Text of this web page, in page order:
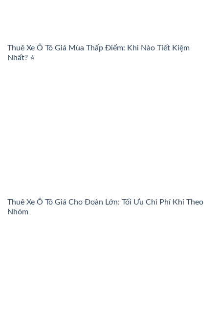
Thuê Xe Ô Tô Giá Mùa Thấp Điểm: Khi Nào Tiết Kiệm
Nhất? ⭐
Thuê Xe Ô Tô Giá Cho Đoàn Lớn: Tối Ưu Chi Phí Khi Theo
Nhóm